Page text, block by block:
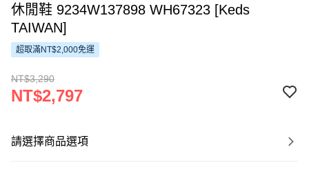
休閒鞋 9234W137898 WH67323 [Keds
TAIWAN]
超取滿NT$2,000免運
NT$3,290
NT$2,797
請選擇商品選項